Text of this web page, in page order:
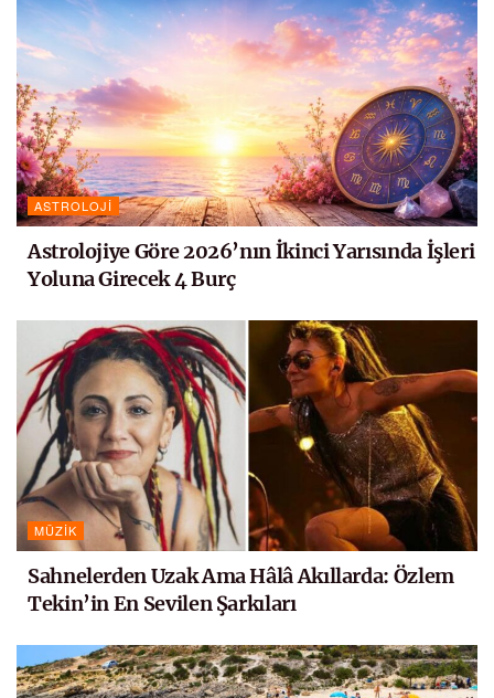
ASTROLOJI
Astrolojiye Göre 2026’nın İkinci Yarısında İşleri
Yoluna Girecek 4 Burç
MÜZIK
Sahnelerden Uzak Ama Hâlâ Akıllarda: Özlem
Tekin’in En Sevilen Şarkıları